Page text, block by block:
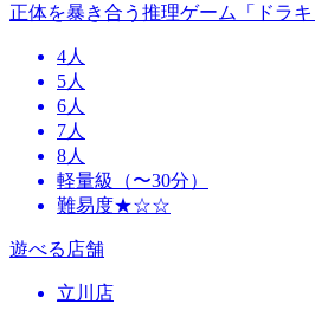
正体を暴き合う推理ゲーム「ドラ
4人
5人
6人
7人
8人
軽量級（〜30分）
難易度★☆☆
遊べる店舗
立川店